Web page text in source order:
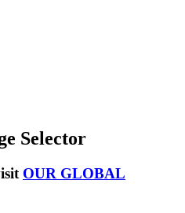
Selector
OUR GLOBAL